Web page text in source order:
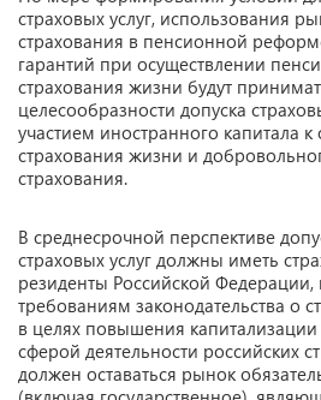
страховых услуг, использования
страхования в пенсионной
гарантий при осуществлении
страхования жизни будут
целесообразности допуска
участием иностранного капитала
страхования жизни и
страхования.
В среднесрочной перспективе
страховых услуг должны иметь
резиденты Российской
требованиям законодательства о
в целях повышения капитализации
сферой деятельности российских
должен оставаться рынок